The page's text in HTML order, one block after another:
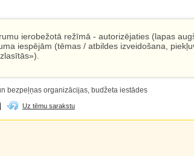
ierobežotā režīmā - autorizējaties (lapas
iespējām (tēmas / atbildes izveidošana,
bezpeļņas organizācijas, budžeta iestādes
Uz tēmu sarakstu